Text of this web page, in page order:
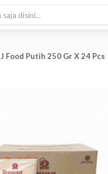
Food Putih 250 Gr X 24 Pcs